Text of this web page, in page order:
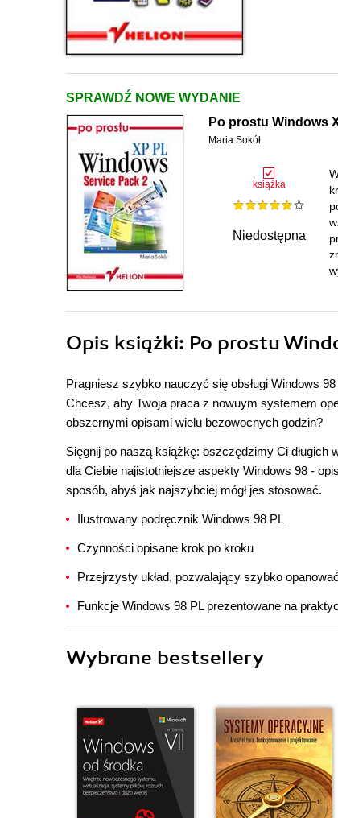
SPRAWDŹ NOWE WYDANIE
Po prostu Windows
Maria Sokół
książka
Niedostępna
Opis książki: Po prostu
Pragniesz szybko nauczyć się obsługi Windows
Chcesz, aby Twoja praca z nowuym systemem
obszernymi opisami wielu bezowocnych godzin?
Sięgnij po naszą książkę: oszczędzimy Ci długich
dla Ciebie najistotniejsze aspekty Windows 98 -
sposób, abyś jak najszybciej mógł jes stosować.
Ilustrowany podręcznik Windows 98 PL
Czynności opisane krok po kroku
Przejrzysty układ, pozwalający szybko
Funkcje Windows 98 PL prezentowane na
Wybrane bestsellery